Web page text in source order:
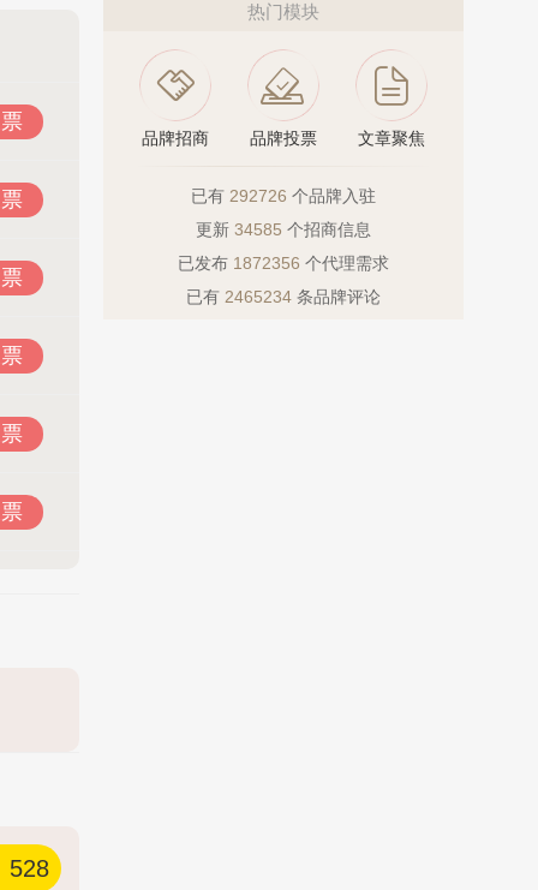
528
热门模块
品牌招商 品牌投票 文章聚焦
已有 292726 个品牌入驻
更新 34585 个招商信息
已发布 1872356 个代理需求
已有 2465234 条品牌评论